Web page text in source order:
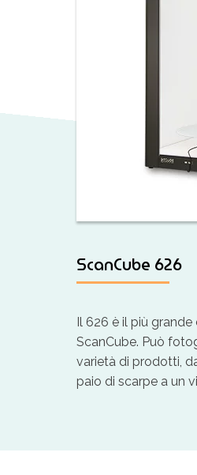
ScanCube 626
Il 626 è il più
ScanCube. Può
varietà di prodotti,
paio di scarpe a un